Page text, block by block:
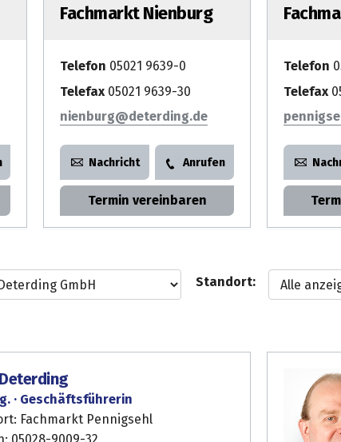
Fachmarkt Nienburg
Telefon 05021 9639-0
Telefax05021 9639-30
nienburg
Nachricht Anrufen
Termin vereinbaren
Telefon
Telefax
Standort:
· Geschäftsführerin
Fachmarkt Pennigsehl